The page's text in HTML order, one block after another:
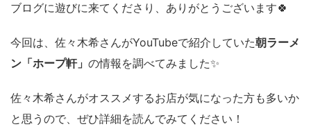
ブログに遊びに来てくださり、ありがとうございます🍀
今回は、佐々木希さんがYouTubeで紹介していた朝ラーメ
ン「ホープ軒」 の情報を調べてみました✨
佐々木希さんがオススメするお店が気になった方も多いか
と思うので、ぜひ詳細を読んでみてください！